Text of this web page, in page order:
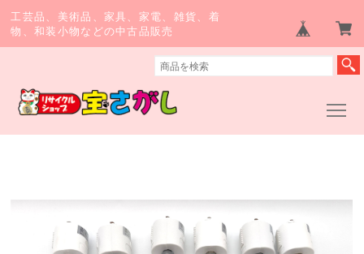
工芸品、美術品、家具、家電、雑貨、着
物、和装小物などの中古品販売